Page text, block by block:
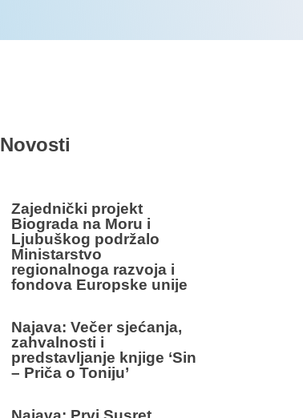
Novosti
Zajednički projekt
Biograda na Moru i
Ljubuškog podržalo
Ministarstvo
regionalnoga razvoja i
fondova Europske unije
Najava: Večer sjećanja,
zahvalnosti i
predstavljanje knjige ‘Sin
– Priča o Toniju’